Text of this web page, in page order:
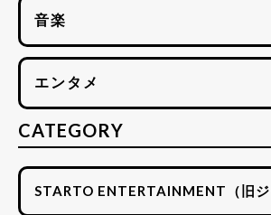
音楽
エンタメ
CATEGORY
STARTO ENTERTAINMENT（旧ジ